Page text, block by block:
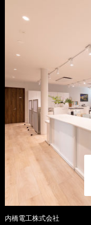
内橋電工株式会社